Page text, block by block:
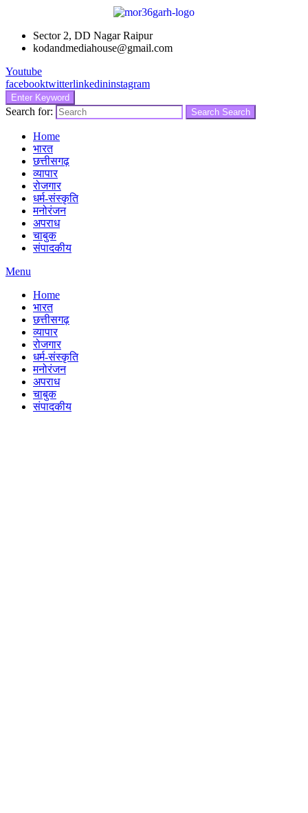
Sector 2, DD Nagar Raipur
kodandmediahouse@gmail.com
Youtube
facebooktwitterlinkedininstagram
Enter Keyword
Search for: Search Search
Home
भारत
छत्तीसगढ़
व्यापार
रोजगार
धर्म-संस्कृति
मनोरंजन
अपराध
चाबुक
संपादकीय
Menu
Home
भारत
छत्तीसगढ़
व्यापार
रोजगार
धर्म-संस्कृति
मनोरंजन
अपराध
चाबुक
संपादकीय